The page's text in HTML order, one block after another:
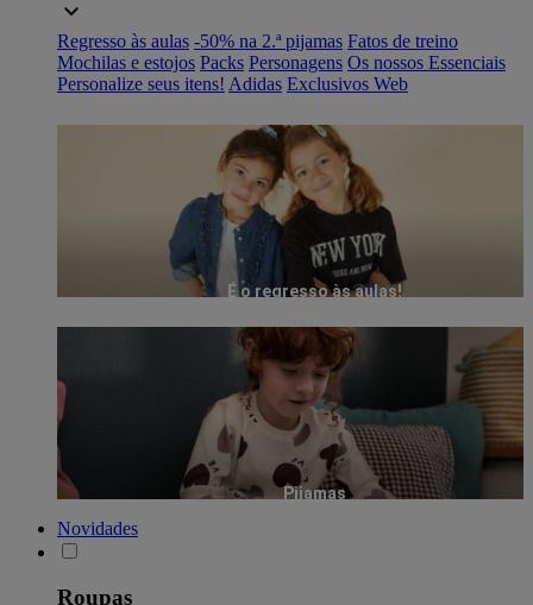
Regresso às aulas -50% na 2.ª pijamas Fatos de treino
Mochilas e estojos Packs Personagens Os nossos Essenciais
Personalize seus itens! Adidas Exclusivos Web
É o regresso às aulas!
Pijamas
Novidades
Roupas